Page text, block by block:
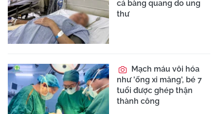
cả bàng quang do ung
thư
Mạch máu vôi hóa
như 'ống xi măng', bé 7
tuổi được ghép thận
thành công